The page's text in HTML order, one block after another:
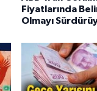
Fiyatlarında
Olmayı